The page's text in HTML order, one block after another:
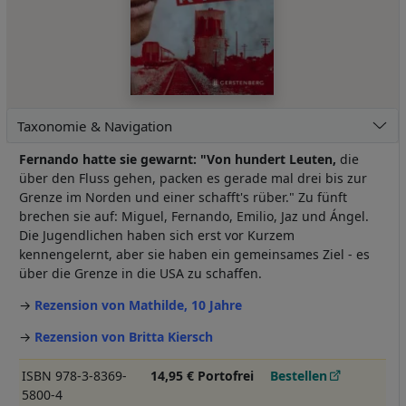
Taxonomie & Navigation
Fernando hatte sie gewarnt: "Von hundert Leuten, die
über den Fluss gehen, packen es gerade mal drei bis zur
Grenze im Norden und einer schafft's rüber." Zu fünft
brechen sie auf: Miguel, Fernando, Emilio, Jaz und Ángel.
Die Jugendlichen haben sich erst vor Kurzem
kennengelernt, aber sie haben ein gemeinsames Ziel - es
über die Grenze in die USA zu schaffen.
→ Rezension von Mathilde, 10 Jahre
→ Rezension von Britta Kiersch
ISBN 978-3-8369-
5800-4
14,95 € Portofrei Bestellen